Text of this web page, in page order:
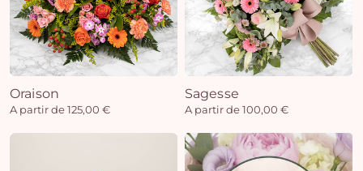
Oraison
A partir de 125,00 €
Sagesse
A partir de 100,00 €